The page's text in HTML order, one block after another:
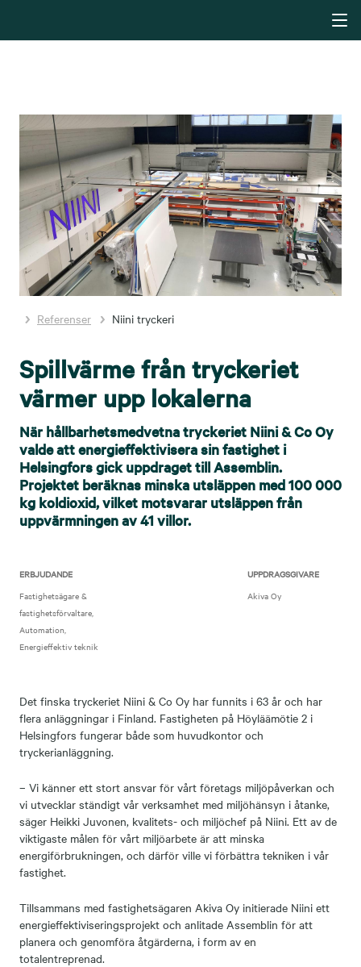
Referenser Niini tryckeri
Spillvärme från tryckeriet
värmer upp lokalerna
När hållbarhetsmedvetna tryckeriet Niini & Co Oy
valde att energieffektivisera sin fastighet i
Helsingfors gick uppdraget till Assemblin.
Projektet beräknas minska utsläppen med 100 000
kg koldioxid, vilket motsvarar utsläppen från
uppvärmningen av 41 villor.
ERBJUDANDE
Fastighetsägare &
fastighetsförvaltare
Automation
Energieffektiv teknik
UPPDRAGSGIVARE
Akiva Oy
Det finska tryckeriet Niini & Co Oy har funnits i 63 år och har
flera anläggningar i Finland. Fastigheten på Höyläämötie 2 i
Helsingfors fungerar både som huvudkontor och
tryckerianläggning.
– Vi känner ett stort ansvar för vårt företags miljöpåverkan och
vi utvecklar ständigt vår verksamhet med miljöhänsyn i åtanke,
säger Heikki Juvonen, kvalitets- och miljöchef på Niini. Ett av de
viktigaste målen för vårt miljöarbete är att minska
energiförbrukningen, och därför ville vi förbättra tekniken i vår
fastighet.
Tillsammans med fastighetsägaren Akiva Oy initierade Niini ett
energieffektiviseringsprojekt och anlitade Assemblin för att
planera och genomföra åtgärderna, i form av en
totalentreprenad.